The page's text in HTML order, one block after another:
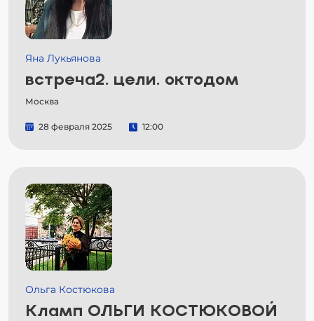
Яна Лукьянова
встреча2. цели. октодом
Москва
28 февраля 2025 12:00
Ольга Костюкова
Кламп ОЛЬГИ КОСТЮКОВОЙ